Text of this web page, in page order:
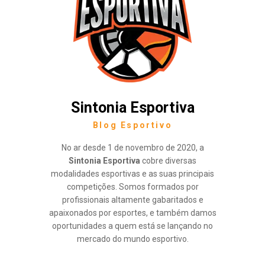
Sintonia Esportiva
Blog Esportivo
No ar desde 1 de novembro de 2020, a
Sintonia Esportiva cobre diversas
modalidades esportivas e as suas principais
competições. Somos formados por
profissionais altamente gabaritados e
apaixonados por esportes, e também damos
oportunidades a quem está se lançando no
mercado do mundo esportivo.